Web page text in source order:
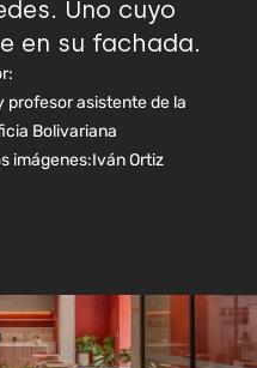
Uno cuyo
en su fachada.
profesor asistente de la
Bolivariana
imágenes:Iván Ortiz